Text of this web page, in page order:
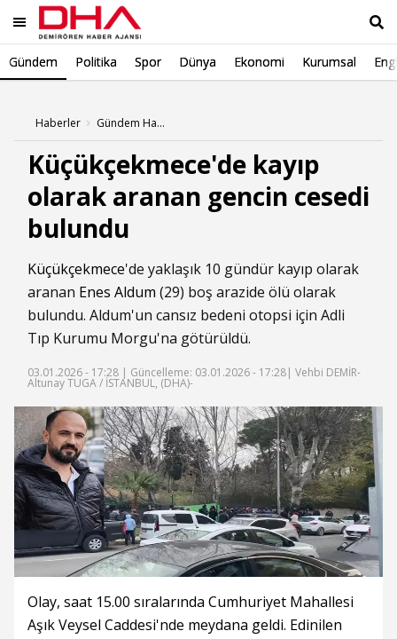
Gündem Politika Spor Dünya Ekonomi Kurumsal
Haberler Gündem Haberleri
Küçükçekmece'de kayıp
olarak aranan gencin cesedi
bulundu
Küçükçekmece'de yaklaşık 10 gündür kayıp olarak
aranan Enes Aldum (29) boş arazide ölü olarak
bulundu. Aldum'un cansız bedeni otopsi için Adli
Tıp Kurumu Morgu'na götürüldü.
03.01.2026 - 17:28 | Güncelleme: 03.01.2026 - 17:28| Vehbi DEMİR-
Altunay TUGA / İSTANBUL, (DHA)-
Olay, saat 15.00 sıralarında Cumhuriyet Mahallesi
Aşık Veysel Caddesi'nde meydana geldi. Edinilen